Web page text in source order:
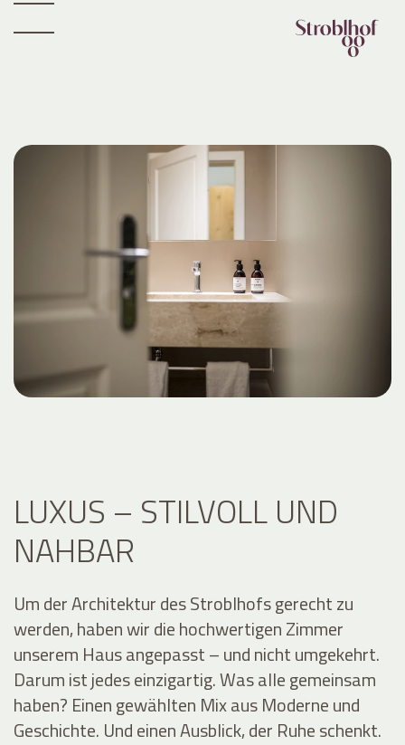
LUXUS – STILVOLL UND
NAHBAR
Um der Architektur des Stroblhofs gerecht zu
werden, haben wir die hochwertigen Zimmer
unserem Haus angepasst – und nicht umgekehrt.
Darum ist jedes einzigartig. Was alle gemeinsam
haben? Einen gewählten Mix aus Moderne und
Geschichte. Und einen Ausblick, der Ruhe schenkt.